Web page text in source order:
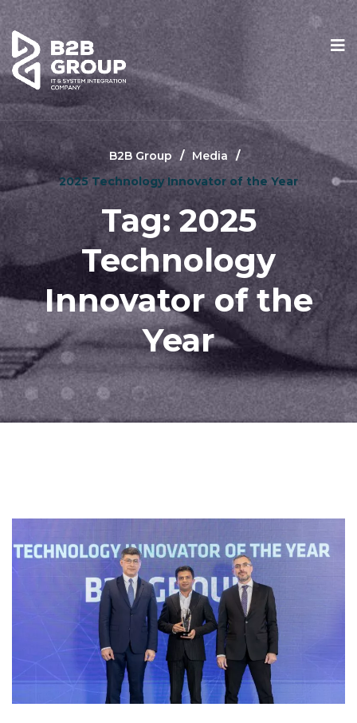
B2B Group
Media
2025 Technology Innovator of the Year
Tag:2025
Technology
Innovator of the
Year